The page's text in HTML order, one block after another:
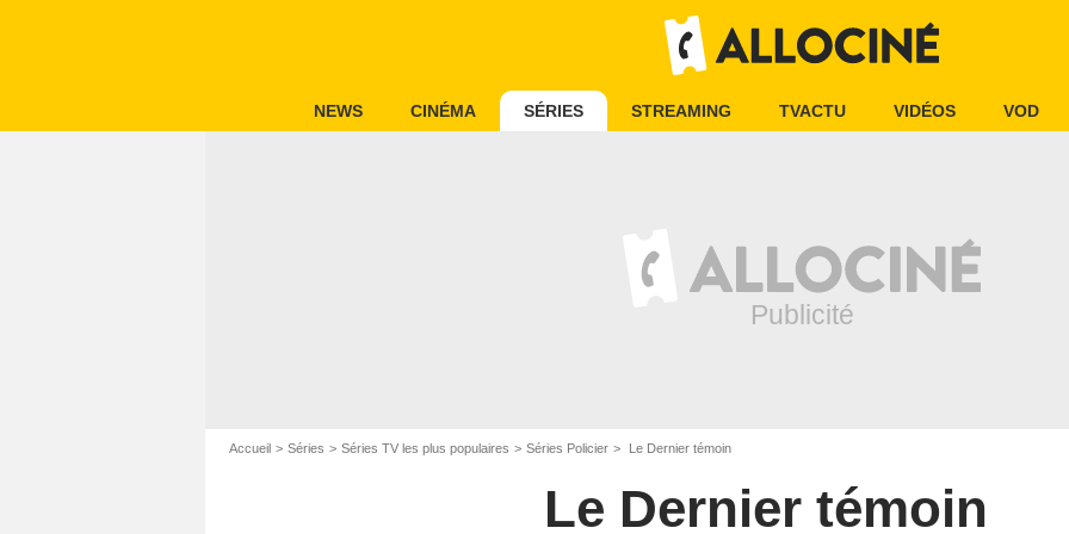
NEWS CINÉMA SÉRIES STREAMING TVACTU VIDÉOS VOD
Accueil Séries Séries TV les plus populaires Séries Policier Le Dernier témoin
Le Dernier témoin